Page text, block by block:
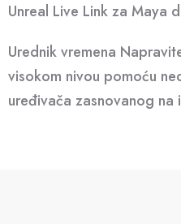
Unreal Live Link za Maya
Urednik vremena
visokom nivou pomoću
uređivača zasnovanog na